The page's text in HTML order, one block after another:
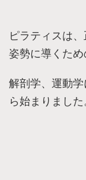
ピラティスは
姿勢に導くため
解剖学、運動
ら始まりました